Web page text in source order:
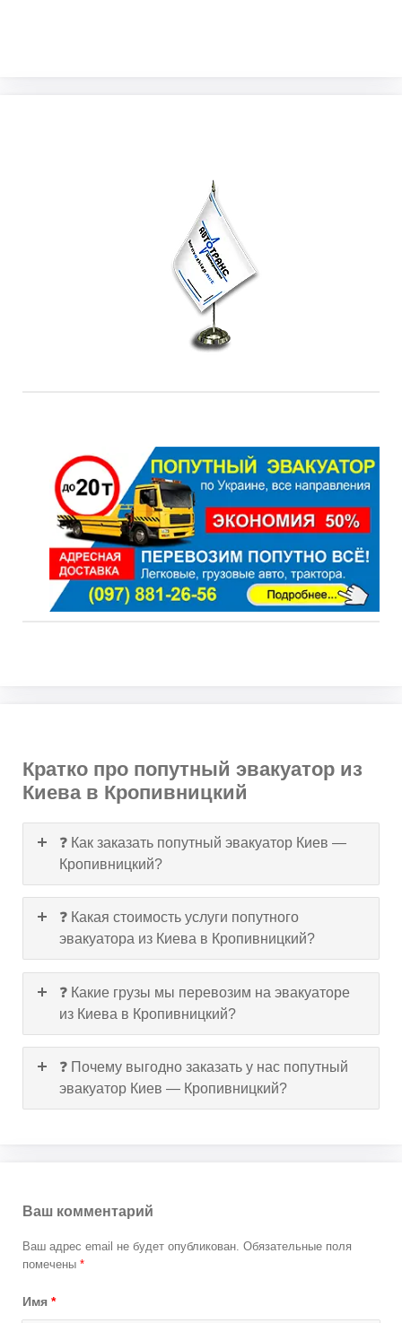
Кратко про попутный эвакуатор из
Киева в Кропивницкий
❓ Как заказать попутный эвакуатор Киев —
Кропивницкий?
❓ Какая стоимость услуги попутного
эвакуатора из Киева в Кропивницкий?
❓ Какие грузы мы перевозим на эвакуаторе
из Киева в Кропивницкий?
❓ Почему выгодно заказать у нас попутный
эвакуатор Киев — Кропивницкий?
Ваш комментарий
Ваш адрес email не будет опубликован. Обязательные поля
помечены *
Имя *